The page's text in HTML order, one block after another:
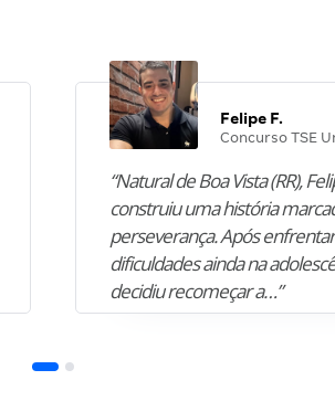
Felipe F.
Concurso TSE
“Natural de Boa Vista (RR),
construiu uma história
perseverança. Após enfrentar
dificuldades ainda na
decidiu recomeçar a…”